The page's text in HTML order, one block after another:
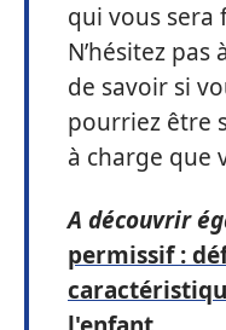
qui vous sera
N’hésitez
de savoir si
pourriez être
à charge que
A découvrir
permissif :